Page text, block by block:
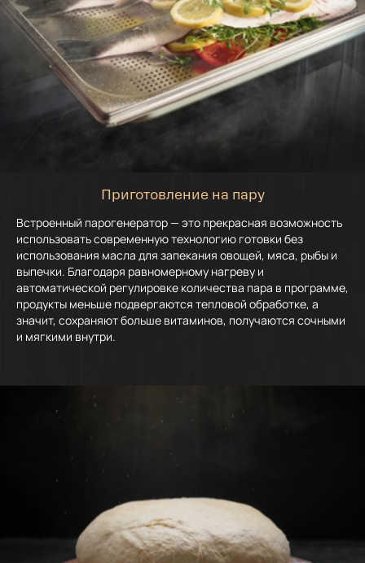
Приготовление на пару
Встроенный парогенератор — это прекрасная возможность
использовать современную технологию готовки без
использования масла для запекания овощей, мяса, рыбы и
выпечки. Благодаря равномерному нагреву и
автоматической регулировке количества пара в программе,
продукты меньше подвергаются тепловой обработке, а
значит, сохраняют больше витаминов, получаются сочными
и мягкими внутри.